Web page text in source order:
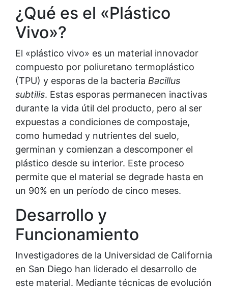
¿Qué es el «Plástico
Vivo»?
El «plástico vivo» es un material innovador
compuesto por poliuretano termoplástico
(TPU) y esporas de la bacteria Bacillus
subtilis. Estas esporas permanecen inactivas
durante la vida útil del producto, pero al ser
expuestas a condiciones de compostaje,
como humedad y nutrientes del suelo,
germinan y comienzan a descomponer el
plástico desde su interior. Este proceso
permite que el material se degrade hasta en
un 90% en un período de cinco meses.
Desarrollo y
Funcionamiento
Investigadores de la Universidad de California
en San Diego han liderado el desarrollo de
este material. Mediante técnicas de evolución